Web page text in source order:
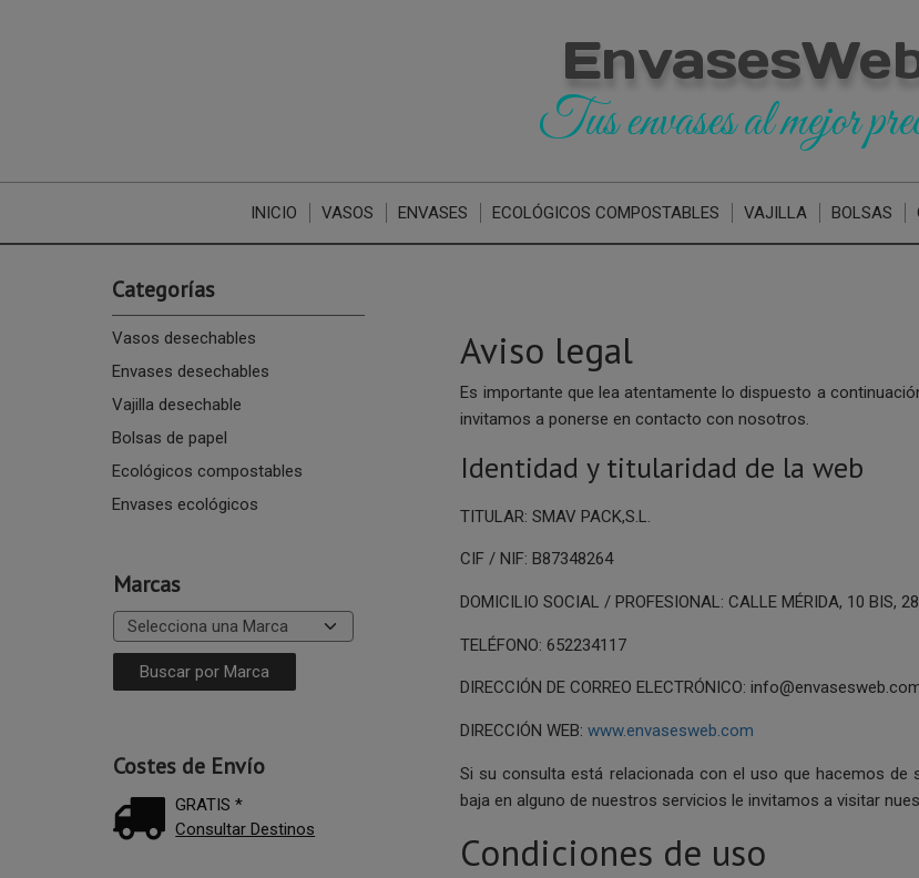
Tus envases al mejor
INICIO VASOS ENVASES ECOLÓGICOS COMPOSTABLES VAJILLA BOLSAS
Categorías
Vasos desechables
Envases desechables
Vajilla desechable
Bolsas de papel
Ecológicos compostables
Envases ecológicos
Marcas
Costes de Envío
GRATIS *
Consultar Destinos
Aviso legal
Es importante que lea atentamente lo dispuesto a
invitamos a ponerse en contacto con nosotros.
Identidad y titularidad de la web
TITULAR: SMAV PACK,S.L.
CIF / NIF: B87348264
DOMICILIO SOCIAL / PROFESIONAL: CALLE MÉRIDA, 10 BIS,
TELÉFONO: 652234117
DIRECCIÓN DE CORREO ELECTRÓNICO:
DIRECCIÓN WEB:www.envasesweb.com
Si su consulta está relacionada con el uso que hacemos
baja en alguno de nuestros servicios le invitamos a visitar
Condiciones de uso